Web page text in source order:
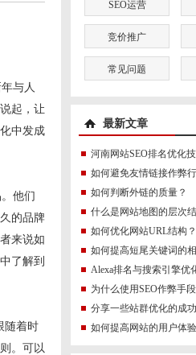
与人
起，让
中发成
他们
的品牌
来说如
了解到
随着时
。可以
SEO运营
竞价推广
常见问题
最新文章
河南网站SEO排名优化
如何避免友情链接作弊
如何判断外链的质量？
什么是网站地图的层次
如何优化网站URL结构？
如何提高短尾关键词的
Alexa排名与搜索引擎优
为什么使用SEO作弊手
分享一些站群优化的成